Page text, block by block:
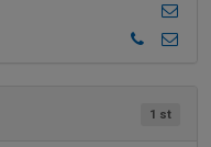
1 st